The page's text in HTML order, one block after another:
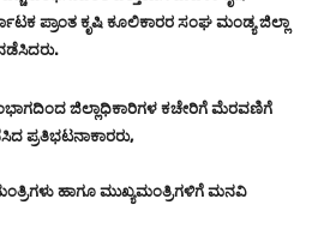
ಪ್ರಾಂತ ಕೃಷಿ ಕೂಲಿಕಾರರ ಸಂಘ ಮಂಡ್ಯ ಜಿಲ್ಲಾ
ಜಿಲ್ಲಾಧಿಕಾರಿಗಳ ಕಚೇರಿಗೆ ಮೆರವಣಿಗೆ
ಪ್ರತಿಭಟನಾಕಾರರು,
ಹಾಗೂ ಮುಖ್ಯಮಂತ್ರಿಗಳಿಗೆ ಮನವಿ